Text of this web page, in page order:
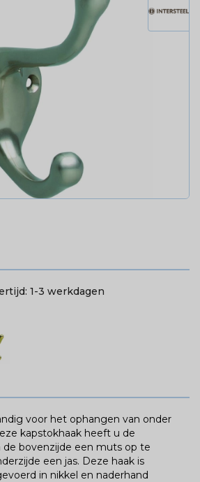
1-3 werkdagen
voor het ophangen van onder
kapstokhaak heeft u de
bovenzijde een muts op te
een jas. Deze haak is
in nikkel en naderhand